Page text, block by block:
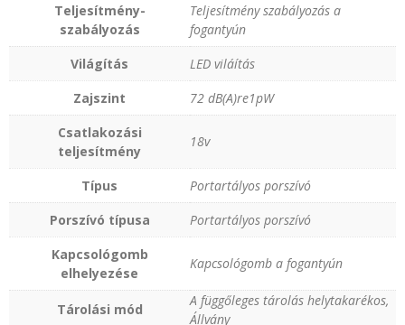
Teljesítmény-
szabályozás
Teljesítmény szabályozás a
fogantyún
Világítás
LED viláítás
Zajszint
72 dB(A)re1pW
Csatlakozási
teljesítmény
18v
Típus
Portartályos porszívó
Porszívó típusa
Portartályos porszívó
Kapcsológomb
elhelyezése
Kapcsológomb a fogantyún
Tárolási mód
A függőleges tárolás helytakarékos,
Állvány